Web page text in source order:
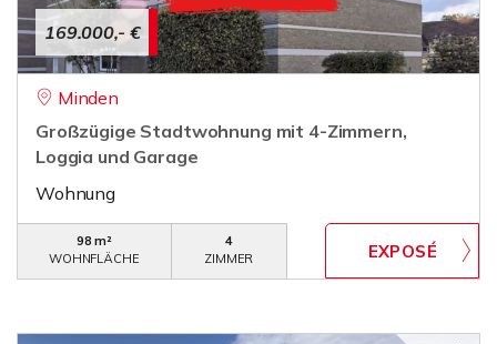
169.000,- €
Minden
Großzügige Stadtwohnung mit 4-Zimmern,
Loggia und Garage
Wohnung
98 m²
WOHNFLÄCHE
4
ZIMMER